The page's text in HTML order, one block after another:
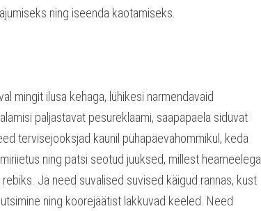
ning iseenda kaotamiseks.
mingit ilusa kehaga, lühikesi narmendavaid
paljastavat pesureklaami, saapapaela siduvat
tervisejooksjad kaunil pühapäevahommikul, keda
ning patsi seotud juuksed, millest heameelega
Ja need suvalised suvised käigud rannas, kust
ning koorejäätist lakkuvad keeled. Need